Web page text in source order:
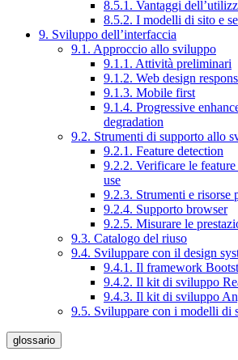
8.5.1. Vantaggi
8.5.2. I modelli di sito e
9. Sviluppo dell’interfaccia
9.1. Approccio allo sviluppo
9.1.1. Attività preliminari
9.1.2. Web design
9.1.3. Mobile first
9.1.4. Progressive
degradation
9.2. Strumenti di supporto allo
9.2.1. Feature detection
9.2.2. Verificare le
use
9.2.3. Strumenti e risorse
9.2.4. Supporto browser
9.2.5. Misurare le
9.3. Catalogo del riuso
9.4. Sviluppare con il design
9.4.1. Il framework
9.4.2. Il kit di sviluppo
9.4.3. Il kit di sviluppo
9.5. Sviluppare con i modelli di
glossario